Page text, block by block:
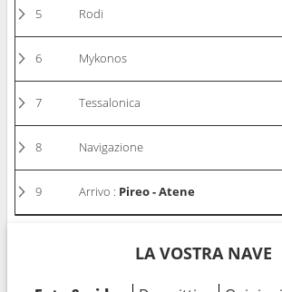
5 Rodi
6 Mykonos
7 Tessalonica
8 Navigazione
9 Arrivo : Pireo - Atene
LA VOSTRA NAVE